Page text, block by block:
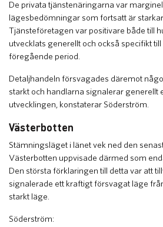
De privata tjänstenäringarna var
lägesbedömningar som fortsatt är
Tjänsteföretagen var positivare både till
utvecklats generellt och också specifikt
föregående period.
Detaljhandeln försvagades däremot
starkt och handlarna signalerar generellt
utvecklingen, konstaterar Söderström.
Västerbotten
Stämningsläget i länet vek ned den
Västerbotten uppvisade därmed som
Den största förklaringen till detta var att
signalerade ett kraftigt försvagat läge
starkt läge.
Söderström: